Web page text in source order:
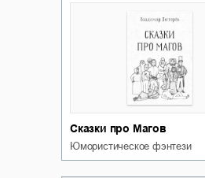
Сказки про Магов
юмористическое фэнтези